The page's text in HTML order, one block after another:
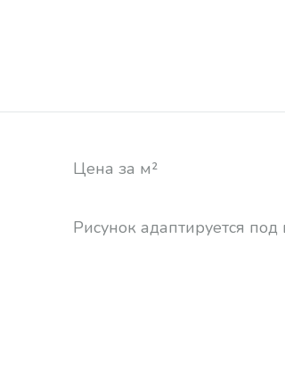
Цена за м²
Рисунок адаптируется